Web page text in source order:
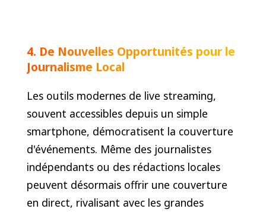
4. De Nouvelles Opportunités pour le
Journalisme Local
Les outils modernes de live streaming,
souvent accessibles depuis un simple
smartphone, démocratisent la couverture
d'événements. Même des journalistes
indépendants ou des rédactions locales
peuvent désormais offrir une couverture
en direct, rivalisant avec les grandes